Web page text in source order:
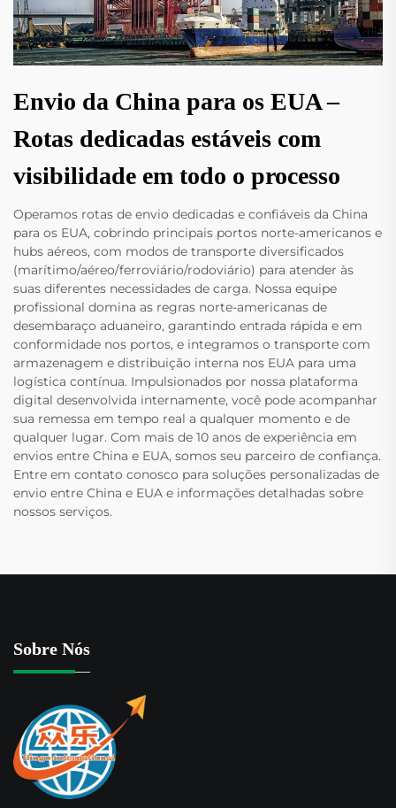
Envio da China para os EUA –
Rotas dedicadas estáveis com
visibilidade em todo o processo
Operamos rotas de envio dedicadas e confiáveis da China
para os EUA, cobrindo principais portos norte-americanos e
hubs aéreos, com modos de transporte diversificados
(marítimo/aéreo/ferroviário/rodoviário) para atender às
suas diferentes necessidades de carga. Nossa equipe
profissional domina as regras norte-americanas de
desembaraço aduaneiro, garantindo entrada rápida e em
conformidade nos portos, e integramos o transporte com
armazenagem e distribuição interna nos EUA para uma
logística contínua. Impulsionados por nossa plataforma
digital desenvolvida internamente, você pode acompanhar
sua remessa em tempo real a qualquer momento e de
qualquer lugar. Com mais de 10 anos de experiência em
envios entre China e EUA, somos seu parceiro de confiança.
Entre em contato conosco para soluções personalizadas de
envio entre China e EUA e informações detalhadas sobre
nossos serviços.
Sobre Nós